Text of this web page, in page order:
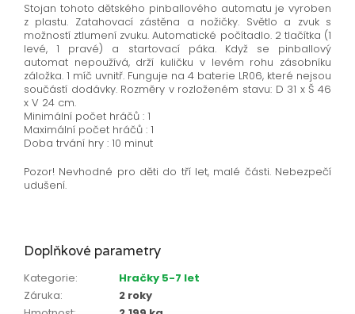
Stojan tohoto dětského pinballového automatu je vyroben
z plastu. Zatahovací zástěna a nožičky. Světlo a zvuk s
možností ztlumení zvuku. Automatické počítadlo. 2 tlačítka (1
levé, 1 pravé) a startovací páka. Když se pinballový
automat nepoužívá, drží kuličku v levém rohu zásobníku
záložka. 1 míč uvnitř. Funguje na 4 baterie LR06, které nejsou
součástí dodávky. Rozměry v rozloženém stavu: D 31 x Š 46
x V 24 cm.
Minimální počet hráčů : 1
Maximální počet hráčů : 1
Doba trvání hry : 10 minut
Pozor! Nevhodné pro děti do tří let, malé části. Nebezpečí
udušení.
Doplňkové parametry
Kategorie:
Hračky 5-7 let
Záruka:
2 roky